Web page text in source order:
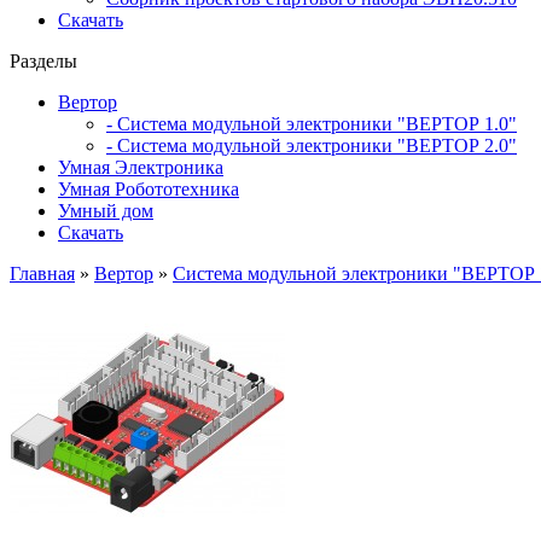
Скачать
Разделы
Вертор
- Система модульной электроники "ВЕРТОР 1.0"
- Система модульной электроники "ВЕРТОР 2.0"
Умная Электроника
Умная Робототехника
Умный дом
Скачать
Главная » Вертор » Система модульной электроники "ВЕРТОР